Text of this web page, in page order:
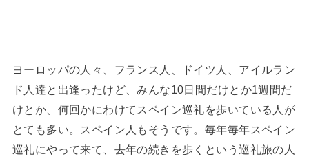
ヨーロッパの人々、フランス人、ドイツ人、アイルラン
ド人達と出逢ったけど、みんな10日間だけとか1週間だ
けとか、何回かにわけてスペイン巡礼を歩いている人が
とても多い。スペイン人もそうです。毎年毎年スペイン
巡礼にやって来て、去年の続きを歩くという巡礼旅の人